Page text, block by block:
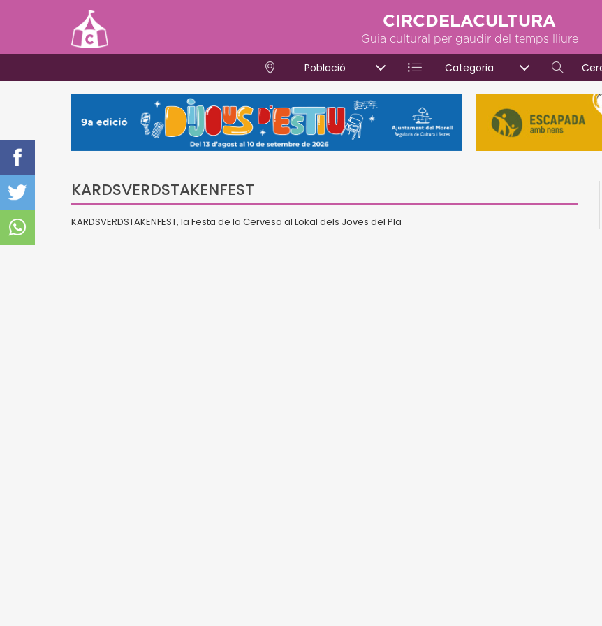
CIRCDELACULTURA
Guia cultural per gaudir del temps lliure
Població Categoria
KARDSVERDSTAKENFEST
KARDSVERDSTAKENFEST, la Festa de la Cervesa al Lokal dels Joves del Pla